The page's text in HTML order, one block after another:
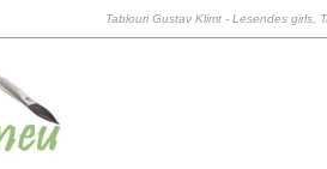
Tablouri Gustav Klimt - Lesendes girls,